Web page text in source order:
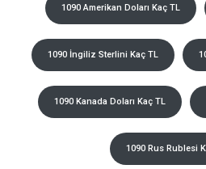
1090 Amerikan Doları Kaç TL
1090 İngiliz Sterlini Kaç TL
1090 Kanada Doları Kaç TL
1090 Rus Rublesi